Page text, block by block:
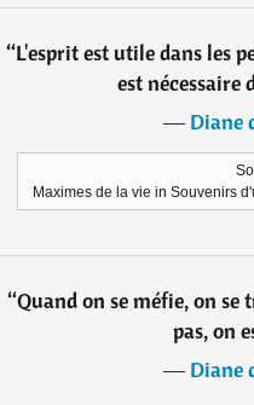
“L'esprit est utile dans les
est nécessaire
―Diane
Maximes de la vie in Souvenirs
“Quand on se méfie, on se
pas, on
―Diane